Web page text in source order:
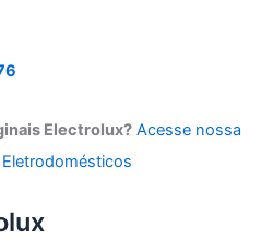
Electrolux? Acesse nossa